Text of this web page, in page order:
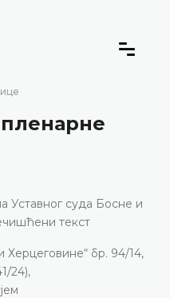
Уставног суда Босне и
текст
Херцеговине“ бр. 94/14,
24),